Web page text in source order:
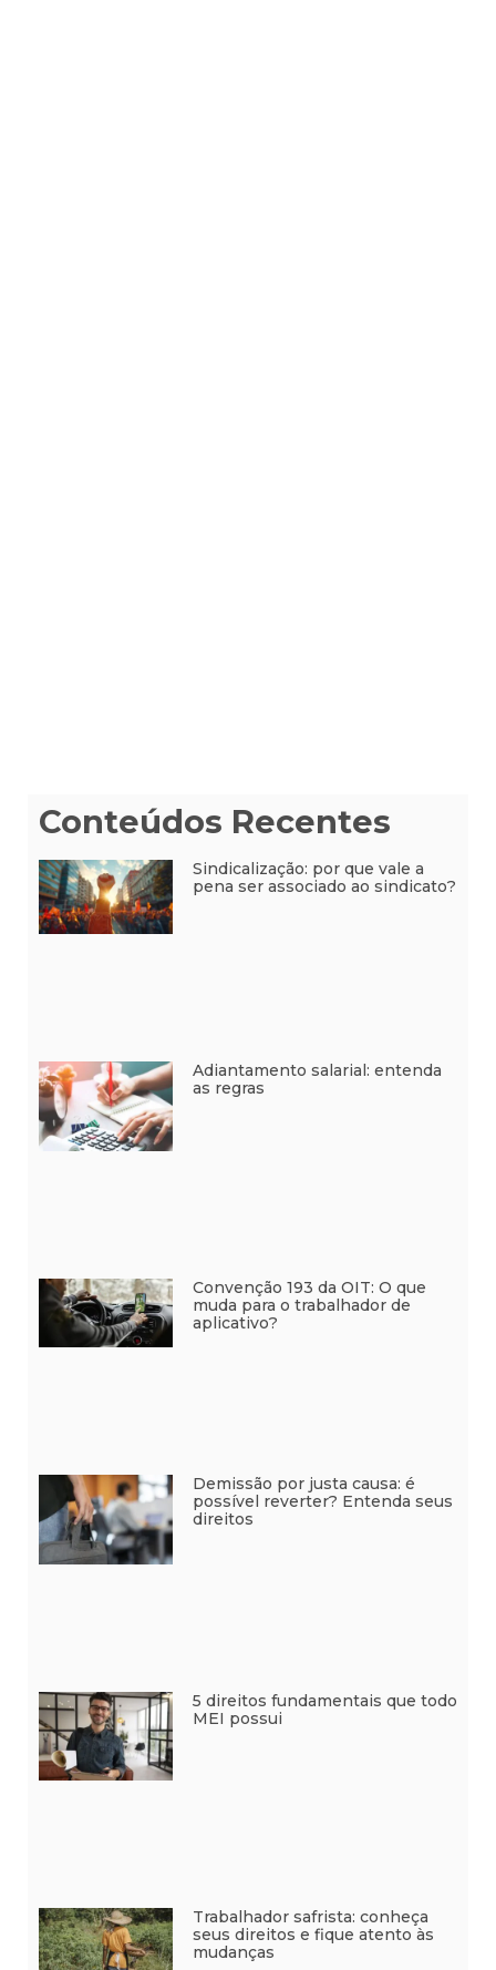
Conteúdos Recentes
Sindicalização: por que vale a
pena ser associado ao sindicato?
Adiantamento salarial: entenda
as regras
Convenção 193 da OIT: O que
muda para o trabalhador de
aplicativo?
Demissão por justa causa: é
possível reverter? Entenda seus
direitos
5 direitos fundamentais que todo
MEI possui
Trabalhador safrista: conheça
seus direitos e fique atento às
mudanças